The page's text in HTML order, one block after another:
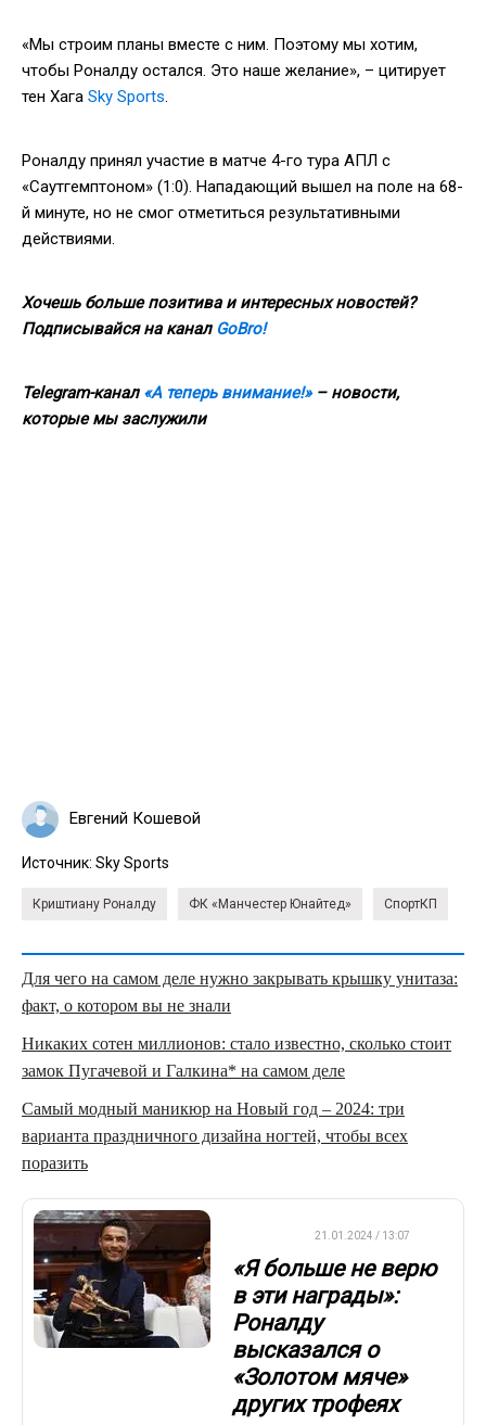
«Мы строим планы вместе с ним. Поэтому мы хотим,
чтобы Роналду остался. Это наше желание», – цитирует
тен Хага Sky Sports.
Роналду принял участие в матче 4-го тура АПЛ с
«Саутгемптоном» (1:0). Нападающий вышел на поле на 68-
й минуте, но не смог отметиться результативными
действиями.
Хочешь больше позитива и интересных новостей?
Подписывайся на канал GoBro!
Telegram-канал «А теперь внимание!»– новости,
которые мы заслужили
Евгений Кошевой
Источник: Sky Sports
Криштиану Роналду ФК «Манчестер Юнайтед» СпортКП
Для чего на самом деле нужно закрывать крышку унитаза:
факт, о котором вы не знали
Никаких сотен миллионов: стало известно, сколько стоит
замок Пугачевой и Галкина* на самом деле
Самый модный маникюр на Новый год – 2024: три
варианта праздничного дизайна ногтей, чтобы всех
поразить
21.01.2024 / 13:07
«Я больше не верю
в эти награды»:
Роналду
высказался о
«Золотом мяче»
других трофеях